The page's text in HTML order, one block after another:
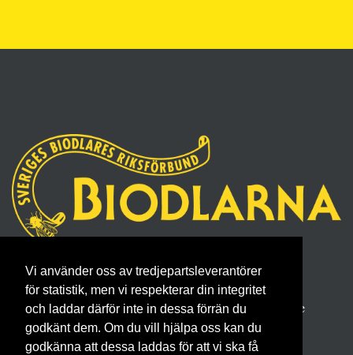
Vi använder oss av tredjepartsleverantörer
för statistik, men vi respekterar din integritet
och laddar därför inte in dessa förrän du
godkänt dem. Om du vill hjälpa oss kan du
godkänna att dessa laddas för att vi ska få
Sveriges Biodlares Riksförbund
Borgmästaregatan 26, 596 34 Skänninge
Telefon 0142- 48 20 00, E-post: info@biodlarna.se
Köpvillkor för medlemskap